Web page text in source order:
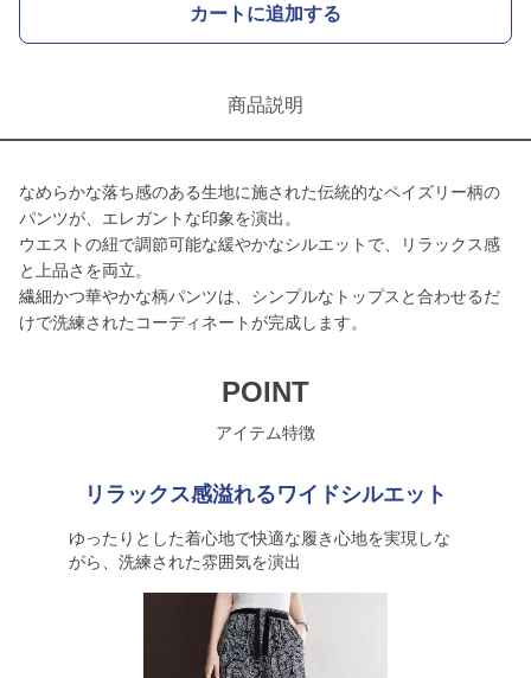
カートに追加する
商品説明
なめらかな落ち感のある生地に施された伝統的なペイズリー柄の
パンツが、エレガントな印象を演出。
ウエストの紐で調節可能な緩やかなシルエットで、リラックス感
と上品さを両立。
繊細かつ華やかな柄パンツは、シンプルなトップスと合わせるだ
けで洗練されたコーディネートが完成します。
POINT
アイテム特徴
リラックス感溢れるワイドシルエット
ゆったりとした着心地で快適な履き心地を実現しな
がら、洗練された雰囲気を演出